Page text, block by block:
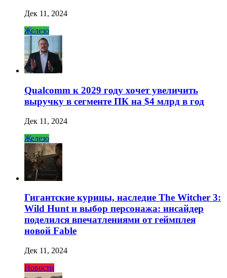
Дек 11, 2024
Железо
Qualcomm к 2029 году хочет увеличить
выручку в сегменте ПК на $4 млрд в год
Дек 11, 2024
Железо
Гигантские курицы, наследие The Witcher 3:
Wild Hunt и выбор персонажа: инсайдер
поделился впечатлениями от геймплея
новой Fable
Дек 11, 2024
Новости